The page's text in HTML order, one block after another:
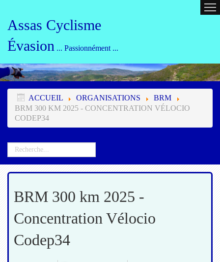
Assas Cyclisme
Évasion ... Passionnément ...
ACCUEIL ORGANISATIONS
BRM
BRM 300 KM 2025 - CONCENTRATION VÉLOCIO
CODEP34
BRM 300 km 2025 -
Concentration Vélocio
Codep34